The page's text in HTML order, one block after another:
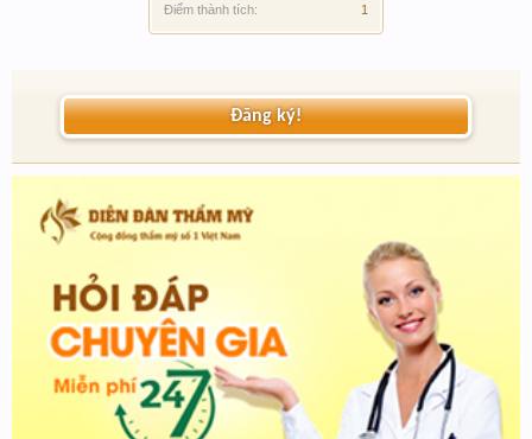
Điểm thành tích:
1
Đăng ký!